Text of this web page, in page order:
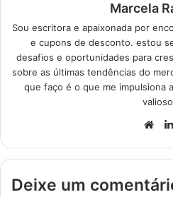
Marcela
Sou escritora e apaixonada por
e cupons de desconto. estou
desafios e oportunidades para
sobre as últimas tendências do
que faço é o que me impulsiona
Deixe um